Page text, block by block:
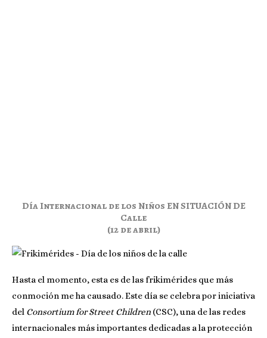
Día Internacional de los Niños EN SITUACIÓN DE
Calle
(12 de abril)
Hasta el momento, esta es de las frikimérides que más
conmoción me ha causado. Este día se celebra por iniciativa
del Consortium for Street Children (CSC), una de las redes
internacionales más importantes dedicadas a la protección